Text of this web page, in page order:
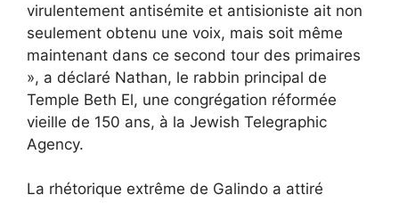
virulentement antisémite et antisioniste ait non
seulement obtenu une voix, mais soit même
maintenant dans ce second tour des primaires
», a déclaré Nathan, le rabbin principal de
Temple Beth El, une congrégation réformée
vieille de 150 ans, à la Jewish Telegraphic
Agency.
La rhétorique extrême de Galindo a attiré